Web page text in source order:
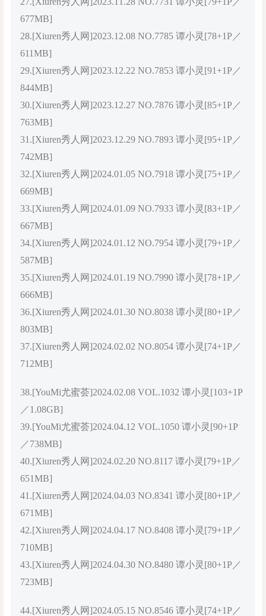
677MB]
28.[Xiuren秀人网]2023.12.08 NO.7785 谭小灵[78+1P／
611MB]
29.[Xiuren秀人网]2023.12.22 NO.7853 谭小灵[91+1P／
844MB]
30.[Xiuren秀人网]2023.12.27 NO.7876 谭小灵[85+1P／
763MB]
31.[Xiuren秀人网]2023.12.29 NO.7893 谭小灵[95+1P／
742MB]
32.[Xiuren秀人网]2024.01.05 NO.7918 谭小灵[75+1P／
669MB]
33.[Xiuren秀人网]2024.01.09 NO.7933 谭小灵[83+1P／
667MB]
34.[Xiuren秀人网]2024.01.12 NO.7954 谭小灵[79+1P／
587MB]
35.[Xiuren秀人网]2024.01.19 NO.7990 谭小灵[78+1P／
666MB]
36.[Xiuren秀人网]2024.01.30 NO.8038 谭小灵[80+1P／
803MB]
37.[Xiuren秀人网]2024.02.02 NO.8054 谭小灵[74+1P／
712MB]
38.[YouMi尤蜜荟]2024.02.08 VOL.1032 谭小灵[103+1P
／1.08GB]
39.[YouMi尤蜜荟]2024.04.12 VOL.1050 谭小灵[90+1P
／738MB]
40.[Xiuren秀人网]2024.02.20 NO.8117 谭小灵[79+1P／
651MB]
41.[Xiuren秀人网]2024.04.03 NO.8341 谭小灵[80+1P／
671MB]
42.[Xiuren秀人网]2024.04.17 NO.8408 谭小灵[79+1P／
710MB]
43.[Xiuren秀人网]2024.04.30 NO.8480 谭小灵[80+1P／
723MB]
44.[Xiuren秀人网]2024.05.15 NO.8546 谭小灵[74+1P／